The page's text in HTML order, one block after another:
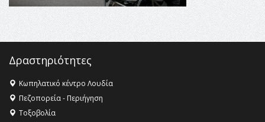
16:18 - ΕΝΟΡΙΑΚΕΣ ΚΑΛΟΚΑΙΡΙΝΕΣ ΔΡΑΣΕΙΣ ΓΙΑ ΠΑΙΔΙΑ
ΣΤΗΝ ΕΔΕΣΣΑ
Δραστηριότητες
Κωπηλατικό κέντρο Λουδία
Πεζοπορεία - Περιήγηση
Τοξοβολία